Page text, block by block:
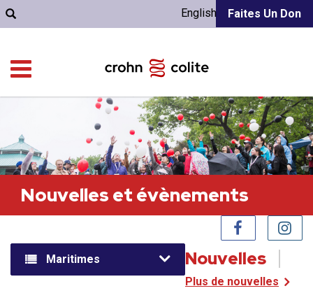
Faites Un Don
English
Nouvelles et évènements
Maritimes Nouvelles
Plus de nouvelles